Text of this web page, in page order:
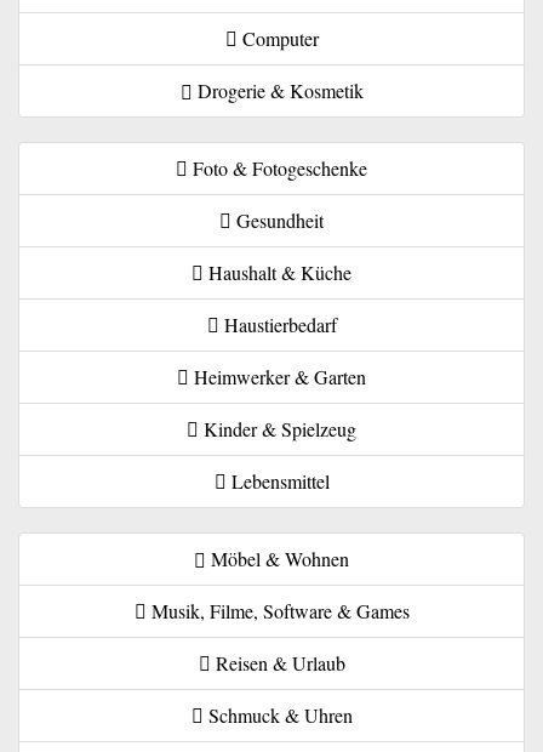
Computer
Drogerie & Kosmetik
Foto & Fotogeschenke
Gesundheit
Haushalt & Küche
Haustierbedarf
Heimwerker & Garten
Kinder & Spielzeug
Lebensmittel
Möbel & Wohnen
Musik, Filme, Software & Games
Reisen & Urlaub
Schmuck & Uhren